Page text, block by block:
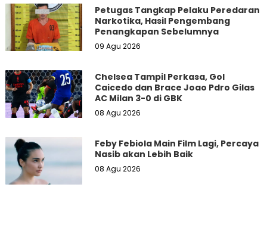
Petugas Tangkap Pelaku Peredaran
Narkotika, Hasil Pengembang
Penangkapan Sebelumnya
09 Agu 2026
Chelsea Tampil Perkasa, Gol
Caicedo dan Brace Joao Pdro Gilas
AC Milan 3-0 di GBK
08 Agu 2026
Feby Febiola Main Film Lagi, Percaya
Nasib akan Lebih Baik
08 Agu 2026